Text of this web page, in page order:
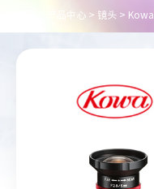
产品中心 > 镜头 > Kowa